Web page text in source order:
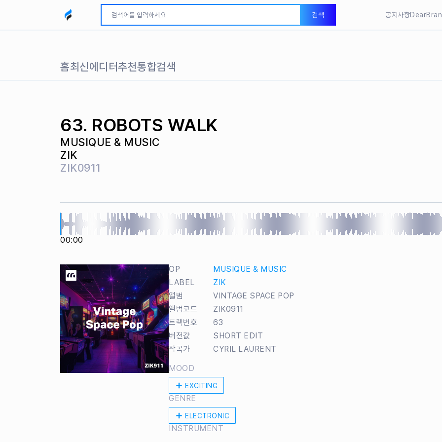
모두파인드 로고 검색 공지사항
홈최신에디터추천통합검색
63. ROBOTS WALK
MUSIQUE & MUSIC
ZIK
ZIK0911
00:00
OP
MUSIQUE & MUSIC
LABEL
ZIK
앨범
VINTAGE SPACE POP
앨범코드
ZIK0911
트랙번호
63
버전값
SHORT EDIT
작곡가
CYRIL LAURENT
MOOD
EXCITING
GENRE
ELECTRONIC
INSTRUMENT